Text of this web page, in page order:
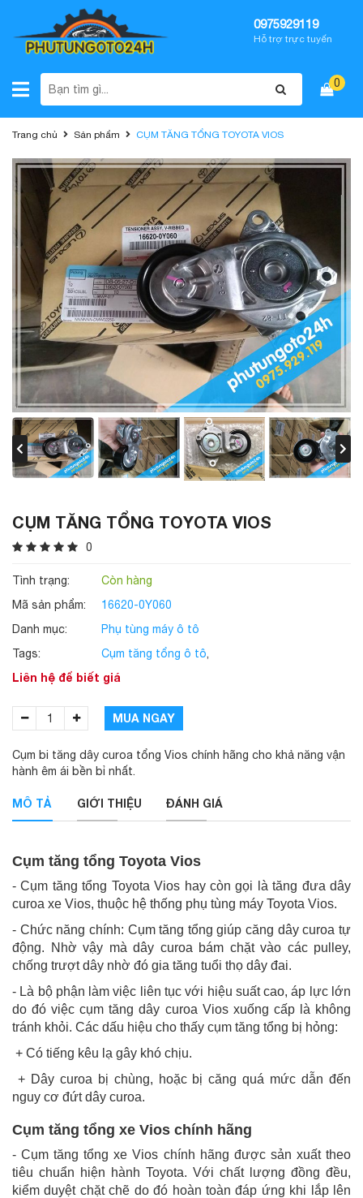
0975929119
Hỗ trợ trực tuyến
0
Trang chủ Sản phẩm CỤM TĂNG TỔNG TOYOTA VIOS
CỤM TĂNG TỔNG TOYOTA VIOS
0
Tình trạng:
Còn hàng
Mã sản phẩm:
16620-0Y060
Danh mục:
Phụ tùng máy ô tô
Tags:
Cụm tăng tổng ô tô,
Liên hệ để biết giá
MUA NGAY
Cụm bi tăng dây curoa tổng Vios chính hãng cho khả năng vận
hành êm ái bền bỉ nhất.
MÔ TẢ GIỚI THIỆU ĐÁNH GIÁ
Cụm tăng tổng Toyota Vios
- Cụm tăng tổng Toyota Vios hay còn gọi là tăng đưa dây
curoa xe Vios, thuộc hệ thống phụ tùng máy Toyota Vios.
- Chức năng chính: Cụm tăng tổng giúp căng dây curoa tự
động. Nhờ vậy mà dây curoa bám chặt vào các pulley,
chống trượt dây nhờ đó gia tăng tuổi thọ dây đai.
- Là bộ phận làm việc liên tục với hiệu suất cao, áp lực lớn
do đó việc cụm tăng dây curoa Vios xuống cấp là không
tránh khỏi. Các dấu hiệu cho thấy cụm tăng tổng bị hỏng:
+ Có tiếng kêu lạ gây khó chịu.
+ Dây curoa bị chùng, hoặc bị căng quá mức dẫn đến
nguy cơ đứt dây curoa.
Cụm tăng tổng xe Vios chính hãng
- Cụm tăng tổng xe Vios chính hãng được sản xuất theo
tiêu chuẩn hiện hành Toyota. Với chất lượng đồng đều,
kiểm duyệt chặt chẽ do đó hoàn toàn đáp ứng khi lắp lên